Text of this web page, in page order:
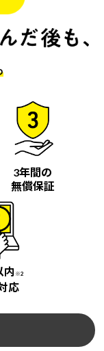
3年間の
無償保証
内 ※2
応